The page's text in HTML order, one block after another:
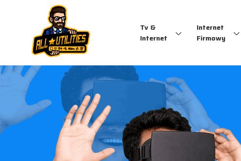
Tv &
Internet
Internet
Firmowy